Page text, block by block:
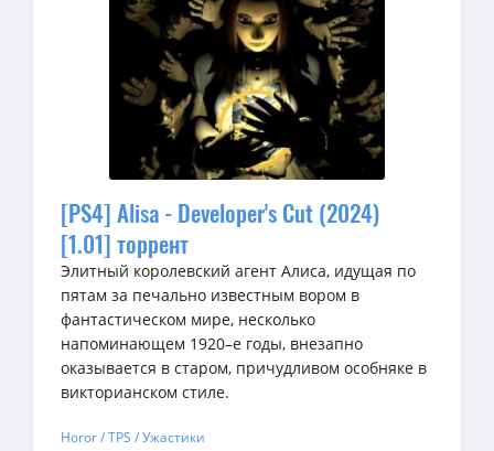
[PS4] Alisa - Developer's Cut (2024)
[1.01] торрент
Элитный королевский агент Алиса, идущая по
пятам за печально известным вором в
фантастическом мире, несколько
напоминающем 1920–е годы, внезапно
оказывается в старом, причудливом особняке в
викторианском стиле.
Horor / TPS / Ужастики